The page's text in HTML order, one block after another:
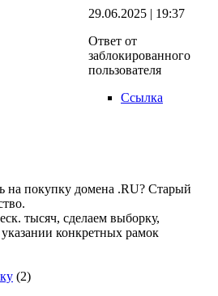
29.06.2025 | 19:37
Ответ от
заблокированного
пользователя
Ссылка
на покупку домена .RU? Старый
тысяч, сделаем выборку,
конкретных рамок
(2)